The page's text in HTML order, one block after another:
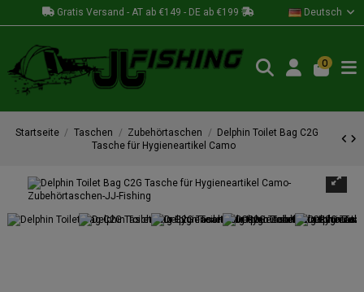
Gratis Versand - AT ab €149 - DE ab €199 Deutsch
0
Startseite Taschen Zubehörtaschen
Delphin Toilet Bag C2G
Tasche für Hygieneartikel Camo